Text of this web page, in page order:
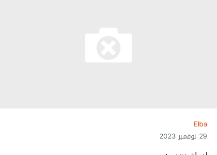
Elba
29 نوفمبر 2023